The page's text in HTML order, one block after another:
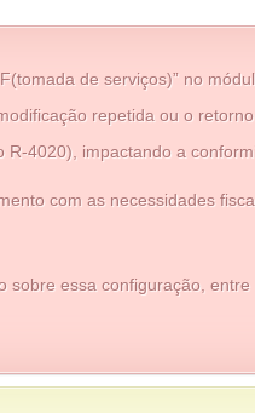
de serviços)” no
repetida ou o
4020), impactando a
com as necessidades
essa configuração,